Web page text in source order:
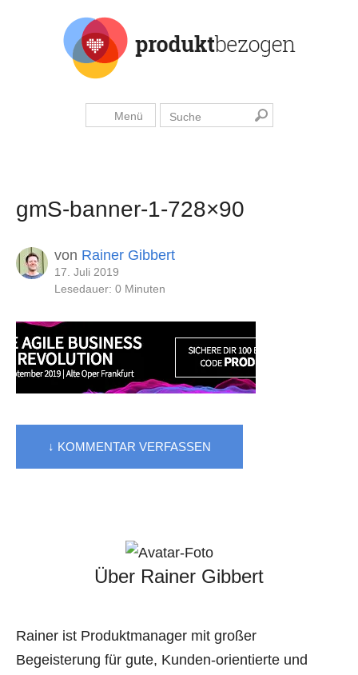
Menü
gmS-banner-1-728×90
von Rainer Gibbert
17. Juli 2019
Lesedauer: 0 Minuten
↓ KOMMENTAR VERFASSEN
Über Rainer Gibbert
Rainer ist Produktmanager mit großer
Begeisterung für gute, Kunden-orientierte und